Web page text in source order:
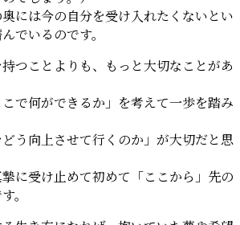
には今の自分を受け入れたくないとい
でいるのです。
つことよりも、もっと大切なことがあ
で何ができるか」を考えて一歩を踏み
う向上させて行くのか」が大切だと思
に受け止めて初めて「ここから」先の
。